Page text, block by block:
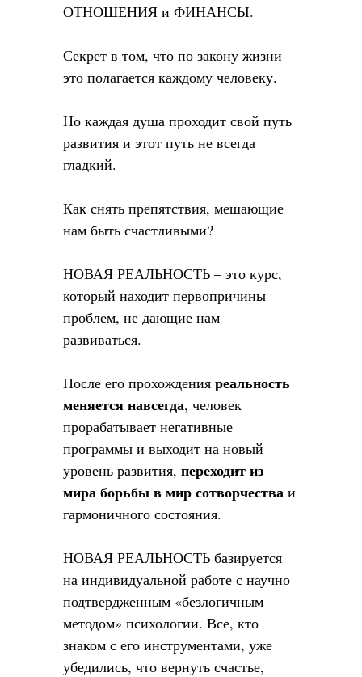
ОТНОШЕНИЯ и ФИНАНСЫ.
Секрет в том, что по закону жизни
это полагается каждому человеку.
Но каждая душа проходит свой путь
развития и этот путь не всегда
гладкий.
Как снять препятствия, мешающие
нам быть счастливыми?
НОВАЯ РЕАЛЬНОСТЬ – это курс,
который находит первопричины
проблем, не дающие нам
развиваться.
После его прохождения реальность
меняется навсегда, человек
прорабатывает негативные
программы и выходит на новый
уровень развития, переходит из
мира борьбы в мир сотворчества и
гармоничного состояния.
НОВАЯ РЕАЛЬНОСТЬ базируется
на индивидуальной работе с научно
подтвердженным «безлогичным
методом» психологии. Все, кто
знаком с его инструментами, уже
убедились, что вернуть счастье,